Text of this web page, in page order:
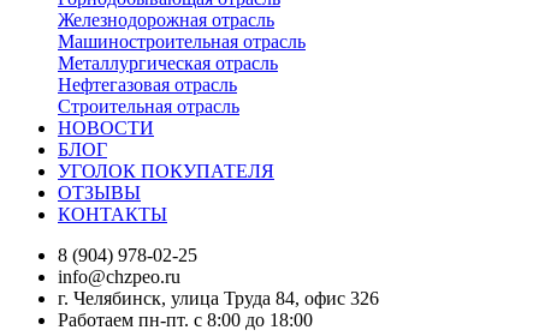
Железнодорожная отрасль
Машиностроительная отрасль
Металлургическая отрасль
Нефтегазовая отрасль
Строительная отрасль
НОВОСТИ
БЛОГ
УГОЛОК ПОКУПАТЕЛЯ
ОТЗЫВЫ
КОНТАКТЫ
8 (904) 978-02-25
info@chzpeo.ru
г. Челябинск, улица Труда 84, офис 326
Работаем пн-пт. с 8:00 до 18:00